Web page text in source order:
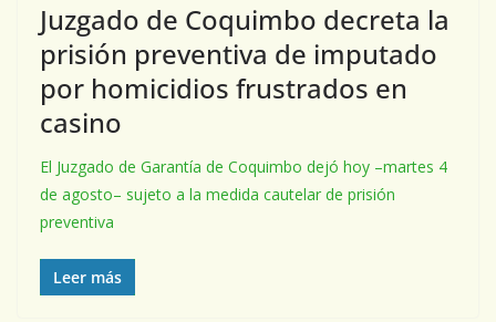
Juzgado de Coquimbo decreta la
prisión preventiva de imputado
por homicidios frustrados en
casino
El Juzgado de Garantía de Coquimbo dejó hoy –martes 4
de agosto– sujeto a la medida cautelar de prisión
preventiva
Leer más